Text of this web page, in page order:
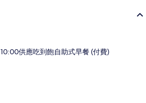
供應吃到飽自助式早餐 (付費)